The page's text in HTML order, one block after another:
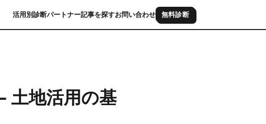
活用別診断パートナー記事を探すお問い合わせ 無料診断
土地活用の基